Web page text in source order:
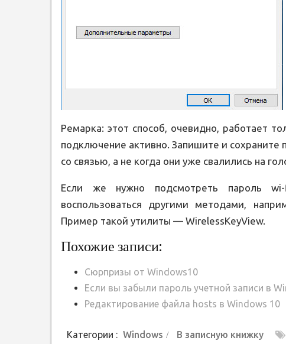
Ремарка: этот способ, очевидно, работает
подключение активно. Запишите и
со связью, а не когда они уже свалились на
Если же нужно подсмотреть пароль
воспользоваться другими методами,
Пример такой утилиты — WirelessKeyView.
Похожие записи:
Сюрпризы от Windows10
Если вы забыли пароль учетной записи в
Редактирование файла hosts в Windows 10
Категории : Windows В записную книжку